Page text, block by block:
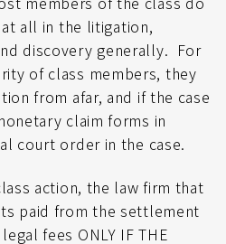
all in the litigation,
discovery generally. For
of class members, they
from afar, and if the case
claim forms in
court order in the case.
action, the law firm that
paid from the settlement
fees ONLY IF THE